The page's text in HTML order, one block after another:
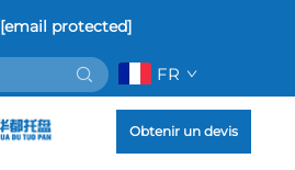
[email protected]
FR
Obtenir un devis